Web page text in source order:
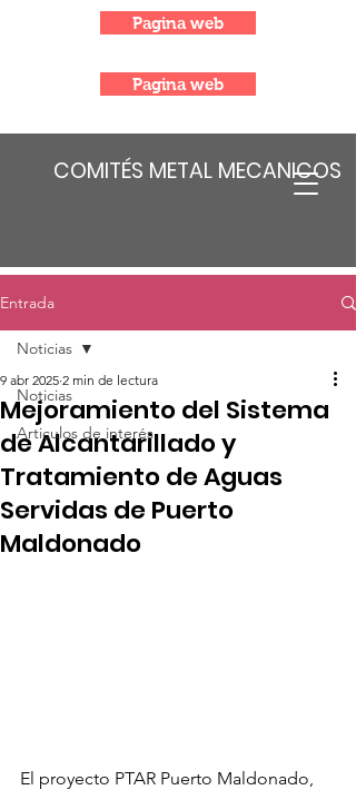
COMITÉS METAL MECANICOS
Pagina web
Pagina web
Entrada
Noticias
Articulos de interés
Noticias
Mejoramiento del Sistema
de Alcantarillado y
Tratamiento de Aguas
Servidas de Puerto
Maldonado
9 abr 2025 2 min de lectura
El proyecto PTAR Puerto Maldonado,